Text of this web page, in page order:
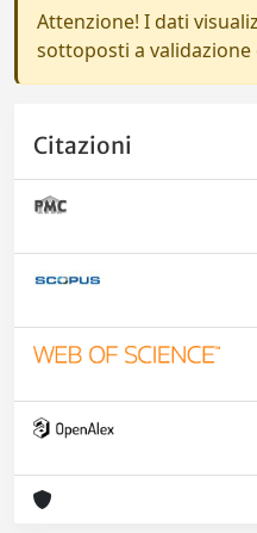
Attenzione! I dati
sottoposti a
Citazioni